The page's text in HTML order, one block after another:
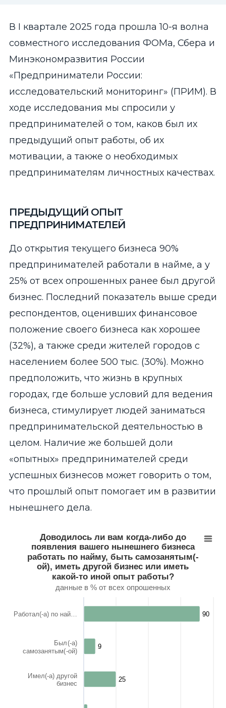
В I квартале 2025 года прошла 10-я волна
совместного исследования ФОМа, Сбера и
Минэкономразвития России
«Предприниматели России:
исследовательский мониторинг» (ПРИМ). В
ходе исследования мы спросили у
предпринимателей о том, каков был их
предыдущий опыт работы, об их
мотивации, а также о необходимых
предпринимателям личностных качествах.
ПРЕДЫДУЩИЙ ОПЫТ
ПРЕДПРИНИМАТЕЛЕЙ
До открытия текущего бизнеса 90%
предпринимателей работали в найме, а у
25% от всех опрошенных ранее был другой
бизнес. Последний показатель выше среди
респондентов, оценивших финансовое
положение своего бизнеса как хорошее
(32%), а также среди жителей городов с
населением более 500 тыс. (30%). Можно
предположить, что жизнь в крупных
городах, где больше условий для ведения
бизнеса, стимулирует людей заниматься
предпринимательской деятельностью в
целом. Наличие же большей доли
«опытных» предпринимателей среди
успешных бизнесов может говорить о том,
что прошлый опыт помогает им в развитии
нынешнего дела.
Bar chart with 6 bars.
данные в % от всех опрошенных
View as data table, Доводилось ли вам когда-либо до
The chart has 1 X axis displaying categories.
The chart has 1 Y axis displaying values. Range: 0 to 100.
Доводилось ли вам когда-либо до
появления вашего нынешнего бизнеса
работать по найму, быть самозанятым(-
ой), иметь другой бизнес или иметь
какой-то иной опыт работы?
данные в % от всех опрошенных
90
90
9
9
25
25
Работал(-а) по най…
Был(-а)
самозанятым(-ой)
Имел(-а) другой
бизнес